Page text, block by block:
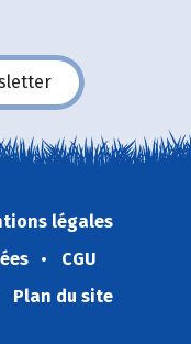
légales
CGU
Plan du site